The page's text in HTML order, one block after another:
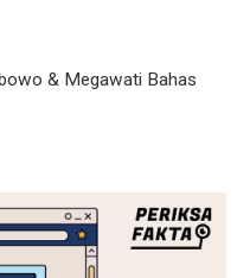
& Megawati Bahas